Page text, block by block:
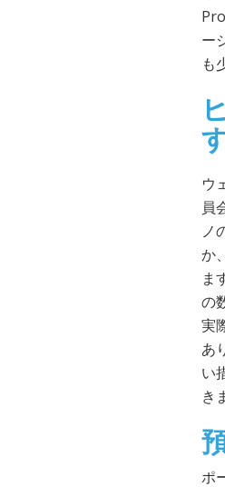
ー
も
ウ
員
ノ
か
ま
の
実
あ
い
き
ポ